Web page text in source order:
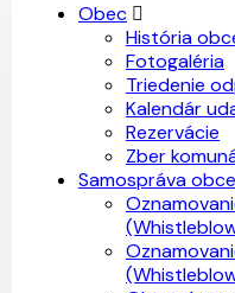
Obec
História
Fotogaléria
Triedenie
Kalendár
Rezervácie
Zber
Samospráva obce